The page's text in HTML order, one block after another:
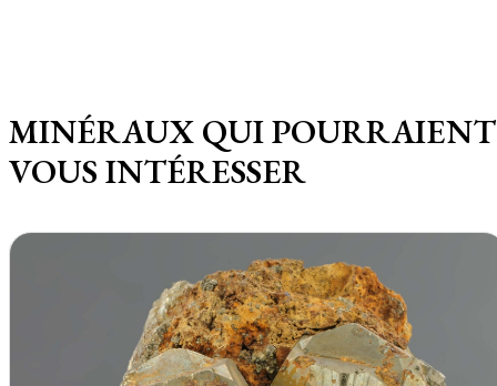
MINÉRAUX QUI POURRAIENT
VOUS INTÉRESSER